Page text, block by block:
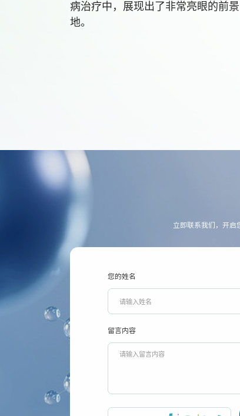
病治疗中，展现出了非常亮眼的前
地。
立即联系我们，开启
您的姓名
留言内容